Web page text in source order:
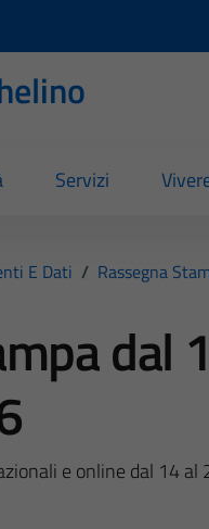
Servizi
E Dati / Rassegna
dal
e online dal 14 al